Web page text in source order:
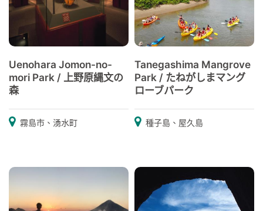
Uenohara Jomon-no-
mori Park / 上野原縄文の
森
霧島市、湧水町
Tanegashima Mangrove
Park / たねがしまマング
ローブパーク
種子島、屋久島